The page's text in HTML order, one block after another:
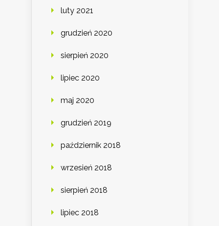
luty 2021
grudzień 2020
sierpień 2020
lipiec 2020
maj 2020
grudzień 2019
październik 2018
wrzesień 2018
sierpień 2018
lipiec 2018